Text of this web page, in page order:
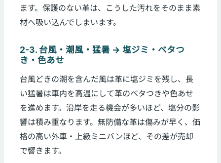
ます。保護のない革は、こうした汚れをそのまま素
材へ吸い込んでしまいます。
2-3. 台風・潮風・猛暑 → 塩ジミ・ベタつ
き・色あせ
台風どきの潮を含んだ風は革に塩ジミを残し、長
い猛暑は車内を高温にして革のベタつきや色あせ
を進めます。沿岸を走る機会が多いほど、塩分の影
響は積み重なります。無防備な革は傷みが早く、価
格の高い外車・上級ミニバンほど、その差が売却
で響きます。